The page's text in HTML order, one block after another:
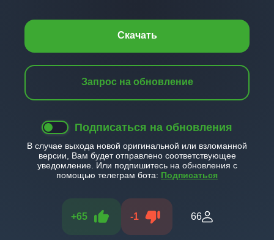
Скачать
Запрос на обновление
Подписаться на обновления
В случае выхода новой оригинальной или взломанной
версии, Вам будет отправлено соответствующее
уведомление. Или подпишитесь на обновления с
помощью телеграм бота: Подписаться
+65 -1 66